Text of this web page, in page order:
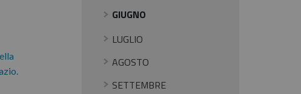
GIUGNO
LUGLIO
AGOSTO
SETTEMBRE